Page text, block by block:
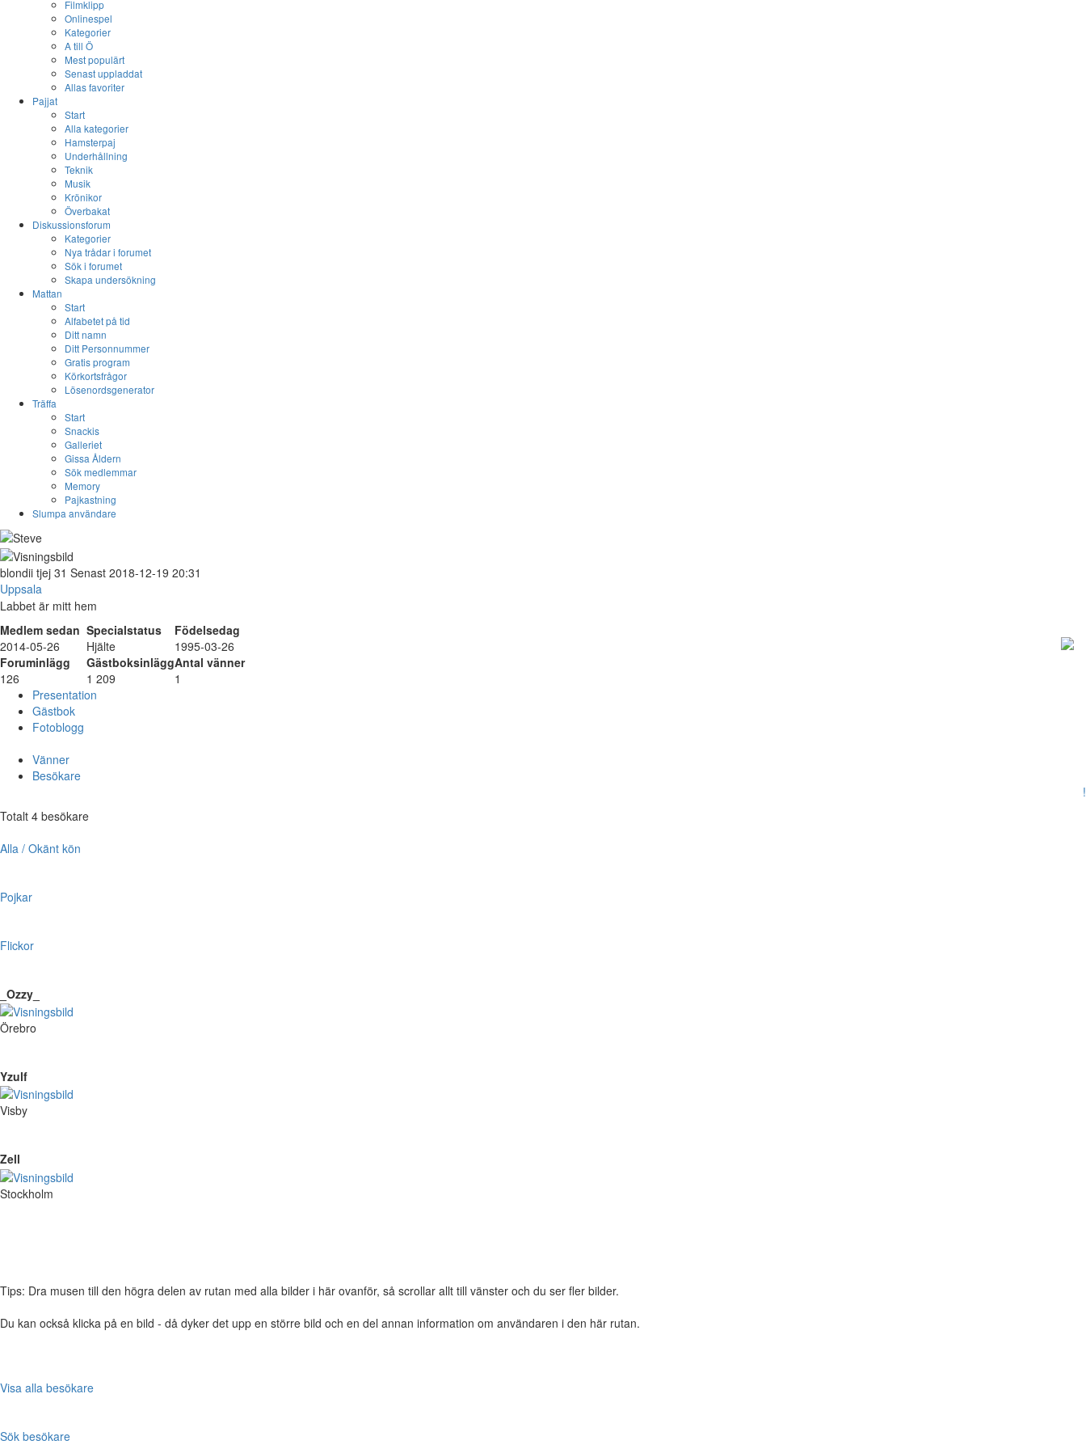
Filmklipp
Onlinespel
Kategorier
A till Ö
Mest populärt
Senast uppladdat
Allas favoriter
Pajjat
Start
Alla kategorier
Hamsterpaj
Underhållning
Teknik
Musik
Krönikor
Överbakat
Diskussionsforum
Kategorier
Nya trådar i forumet
Sök i forumet
Skapa undersökning
Mattan
Start
Alfabetet på tid
Ditt namn
Ditt Personnummer
Gratis program
Körkortsfrågor
Lösenordsgenerator
Träffa
Start
Snackis
Galleriet
Gissa Åldern
Sök medlemmar
Memory
Pajkastning
Slumpa användare
blondii tjej 31 Senast 2018-12-19 20:31
Uppsala
Labbet är mitt hem
Medlem sedan Specialstatus
Födelsedag
2014-05-26
Hjälte
1995-03-26
Foruminlägg
GästboksinläggAntal vänner
126
1 209
1
Presentation
Gästbok
Fotoblogg
Vänner
Besökare
!
Totalt 4 besökare
Alla / Okänt kön
Pojkar
Flickor
_Ozzy_
Örebro
Yzulf
Visby
Zell
Stockholm
Tips: Dra musen till den högra delen av rutan med alla bilder i här ovanför, så scrollar allt till vänster och du ser fler bilder.
Du kan också klicka på en bild - då dyker det upp en större bild och en del annan information om användaren i den här rutan.
Visa alla besökare
Sök besökare